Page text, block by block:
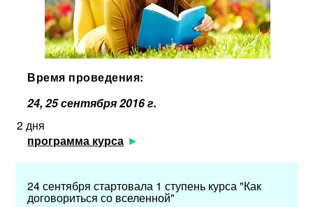
Время проведения:
24, 25 сентября 2016 г.
2 дня
программа курса
24 сентября стартовала 1 ступень курса "Как
договориться со вселенной"